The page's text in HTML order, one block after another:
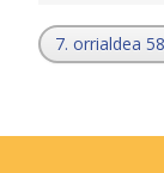
7. orrialdea